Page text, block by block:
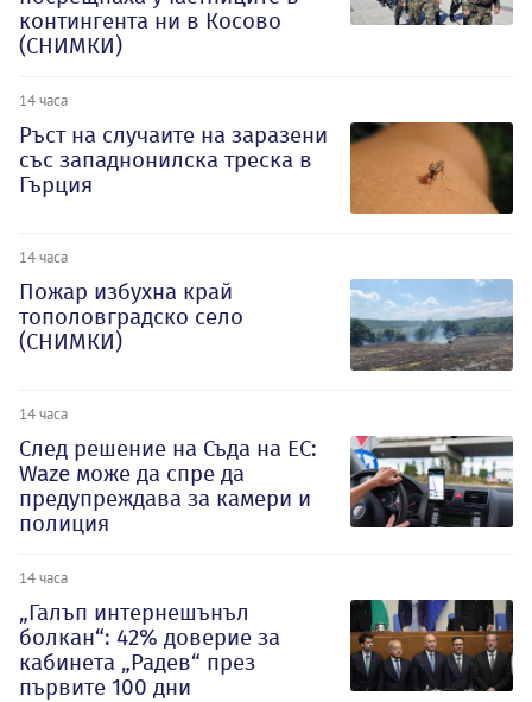
контингента ни в Косово
(СНИМКИ)
14 часа
Ръст на случаите на заразени
със западнонилска треска в
Гърция
14 часа
Пожар избухна край
тополовградско село
(СНИМКИ)
14 часа
След решение на Съда на ЕС:
Waze може да спре да
предупреждава за камери и
полиция
14 часа
„Галъп интернешънъл
болкан“: 42% доверие за
кабинета „Радев“ през
първите 100 дни